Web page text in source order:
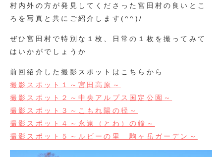
村内外の方が発見してくださった宮田村の良いとこ
ろを写真と共にご紹介します(^^)/
ぜひ宮田村で特別な１枚、日常の１枚を撮ってみて
はいかがでしょうか
前回紹介した撮影スポットはこちらから
撮影スポット１～宮田高原～
撮影スポット２～中央アルプス国定公園～
撮影スポット３～こもれ陽の径～
撮影スポット４～永遠（とわ）の鐘～
撮影スポット５～ルビーの里 駒ヶ岳ガーデン～